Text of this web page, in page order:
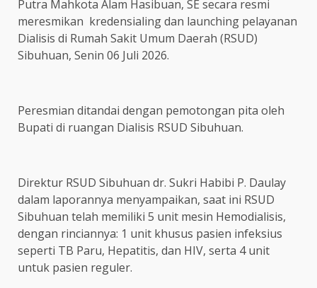
Putra Mahkota Alam Hasibuan, SE secara resmi
meresmikan kredensialing dan launching pelayanan
Dialisis di Rumah Sakit Umum Daerah (RSUD)
Sibuhuan, Senin 06 Juli 2026.
Peresmian ditandai dengan pemotongan pita oleh
Bupati di ruangan Dialisis RSUD Sibuhuan.
Direktur RSUD Sibuhuan dr. Sukri Habibi P. Daulay
dalam laporannya menyampaikan, saat ini RSUD
Sibuhuan telah memiliki 5 unit mesin Hemodialisis,
dengan rinciannya: 1 unit khusus pasien infeksius
seperti TB Paru, Hepatitis, dan HIV, serta 4 unit
untuk pasien reguler.